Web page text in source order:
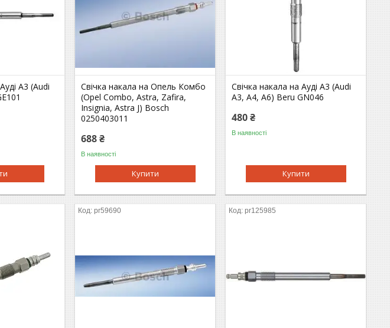
A3 (Audi
Свічка накала на Опель Комбо
(Opel Combo, Astra, Zafira,
Insignia, Astra J) Bosch
0250403011
688 ₴
В наявності
Купити
Свічка накала на Ауді A3 (Audi
A3, A4, A6) Beru GN046
480 ₴
В наявності
Купити
pr59690 pr125985